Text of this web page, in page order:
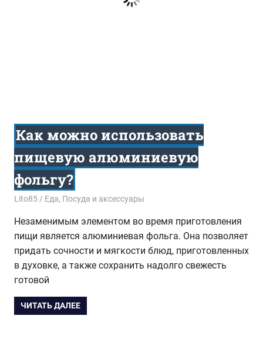
Как можно использовать
пищевую алюминиевую
фольгу?
21.03.2017
Lito85 Еда, Посуда и аксессуары
Незаменимым элементом во время приготовления
пищи является алюминиевая фольга. Она позволяет
придать сочности и мягкости блюд, приготовленных
в духовке, а также сохранить надолго свежесть
готовой
ЧИТАТЬ ДАЛЕЕ